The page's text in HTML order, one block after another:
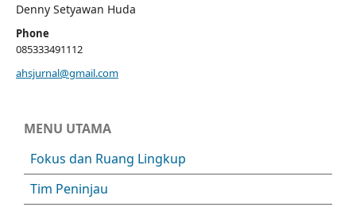
Denny Setyawan Huda
Phone
085333491112
ahsjurnal@gmail.com
MENU UTAMA
Fokus dan Ruang Lingkup
Tim Peninjau